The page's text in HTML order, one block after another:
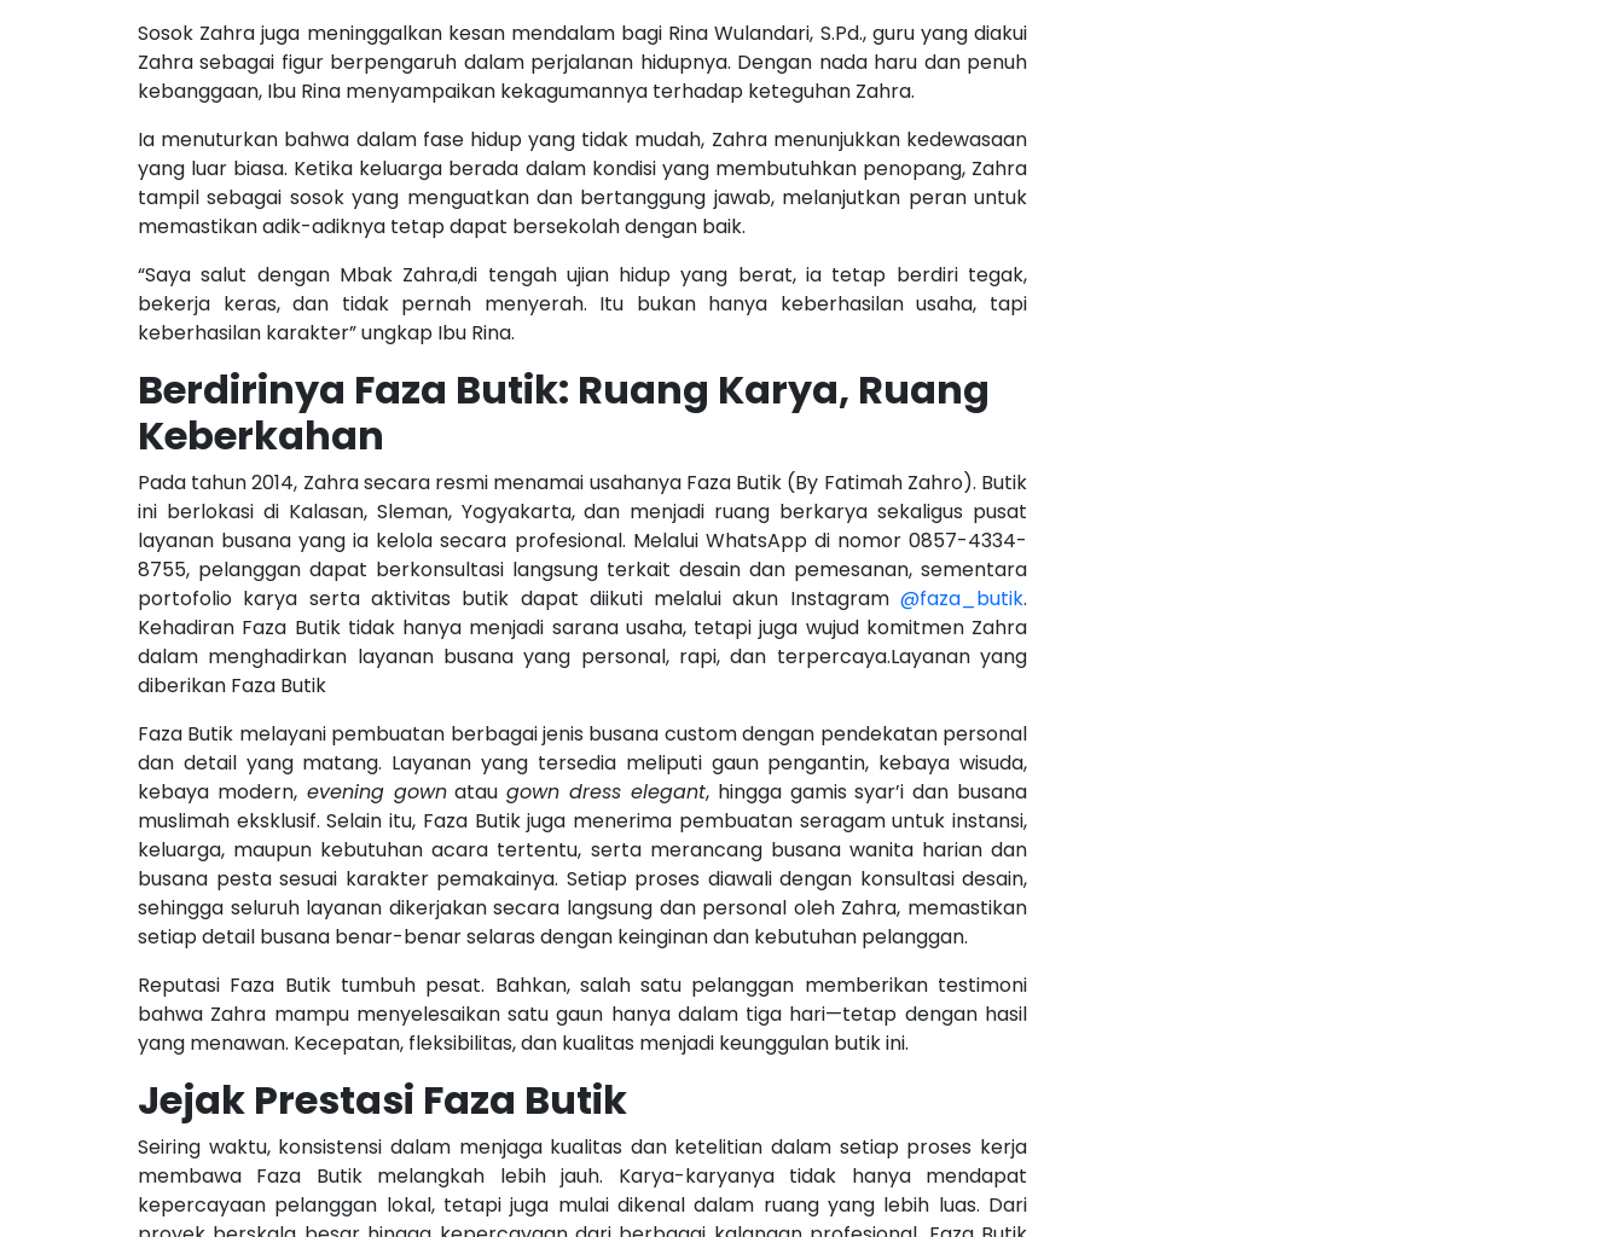
Sosok Zahra juga meninggalkan kesan mendalam bagi Rina Wulandari, S.Pd., guru yang diakui
Zahra sebagai figur berpengaruh dalam perjalanan hidupnya. Dengan nada haru dan penuh
kebanggaan, Ibu Rina menyampaikan kekagumannya terhadap keteguhan Zahra.
Ia menuturkan bahwa dalam fase hidup yang tidak mudah, Zahra menunjukkan kedewasaan
yang luar biasa. Ketika keluarga berada dalam kondisi yang membutuhkan penopang, Zahra
tampil sebagai sosok yang menguatkan dan bertanggung jawab, melanjutkan peran untuk
memastikan adik-adiknya tetap dapat bersekolah dengan baik.
“Saya salut dengan Mbak Zahra,di tengah ujian hidup yang berat, ia tetap berdiri tegak,
bekerja keras, dan tidak pernah menyerah. Itu bukan hanya keberhasilan usaha, tapi
keberhasilan karakter” ungkap Ibu Rina.
Berdirinya Faza Butik: Ruang Karya, Ruang
Keberkahan
Pada tahun 2014, Zahra secara resmi menamai usahanya Faza Butik (By Fatimah Zahro). Butik
ini berlokasi di Kalasan, Sleman, Yogyakarta, dan menjadi ruang berkarya sekaligus pusat
layanan busana yang ia kelola secara profesional. Melalui WhatsApp di nomor 0857-4334-
8755, pelanggan dapat berkonsultasi langsung terkait desain dan pemesanan, sementara
portofolio karya serta aktivitas butik dapat diikuti melalui akun Instagram @faza_butik.
Kehadiran Faza Butik tidak hanya menjadi sarana usaha, tetapi juga wujud komitmen Zahra
dalam menghadirkan layanan busana yang personal, rapi, dan terpercaya.Layanan yang
diberikan Faza Butik
Faza Butik melayani pembuatan berbagai jenis busana custom dengan pendekatan personal
dan detail yang matang. Layanan yang tersedia meliputi gaun pengantin, kebaya wisuda,
kebaya modern,evening gownataugown dress elegant, hingga gamis syar’i dan busana
muslimah eksklusif. Selain itu, Faza Butik juga menerima pembuatan seragam untuk instansi,
keluarga, maupun kebutuhan acara tertentu, serta merancang busana wanita harian dan
busana pesta sesuai karakter pemakainya. Setiap proses diawali dengan konsultasi desain,
sehingga seluruh layanan dikerjakan secara langsung dan personal oleh Zahra, memastikan
setiap detail busana benar-benar selaras dengan keinginan dan kebutuhan pelanggan.
Reputasi Faza Butik tumbuh pesat. Bahkan, salah satu pelanggan memberikan testimoni
bahwa Zahra mampu menyelesaikan satu gaun hanya dalam tiga hari—tetap dengan hasil
yang menawan. Kecepatan, fleksibilitas, dan kualitas menjadi keunggulan butik ini.
Jejak Prestasi Faza Butik
Seiring waktu, konsistensi dalam menjaga kualitas dan ketelitian dalam setiap proses kerja
membawa Faza Butik melangkah lebih jauh. Karya-karyanya tidak hanya mendapat
kepercayaan pelanggan lokal, tetapi juga mulai dikenal dalam ruang yang lebih luas. Dari